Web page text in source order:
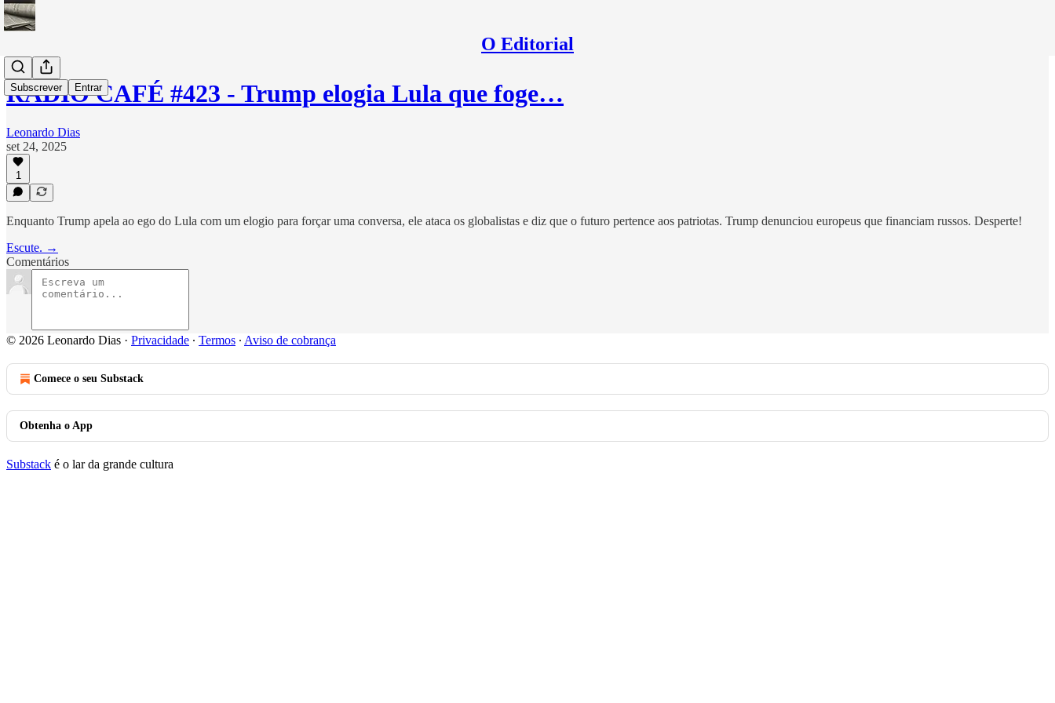
O Editorial
Subscrever Entrar
RÁDIO CAFÉ #423 - Trump elogia Lula que foge…
Leonardo Dias
set 24, 2025
1
Enquanto Trump apela ao ego do Lula com um elogio para forçar uma conversa, ele ataca os globalistas e diz que o futuro pertence aos patriotas. Trump denunciou europeus que financiam russos. Desperte!
Escute. →
Comentários
© 2026 Leonardo Dias · Privacidade ∙ Termos ∙ Aviso de cobrança
Comece o seu Substack
Obtenha o App
Substack é o lar da grande cultura